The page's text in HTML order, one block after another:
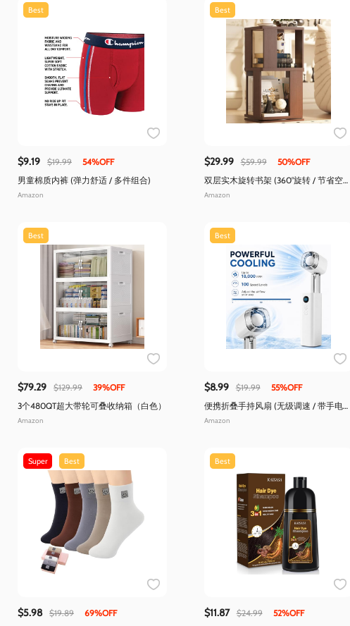
Best
$9.19 $19.99
54%OFF
男童棉质内裤 (弹力舒适 / 多件组合)
Amazon
Best
$29.99 $59.99
50%OFF
双层实木旋转书架 (360°旋转 / 节省空
间)
Amazon
Best
$79.29 $129.99
39%OFF
3个480QT超大带轮可叠收纳箱（白色）
Amazon
Best
$8.99 $19.99
55%OFF
便携折叠手持风扇 (无级调速 / 带手电
SOS 功能)
Amazon
Super Best
$5.98 $19.89 69%OFF
Best
$11.87 $24.99 52%OFF